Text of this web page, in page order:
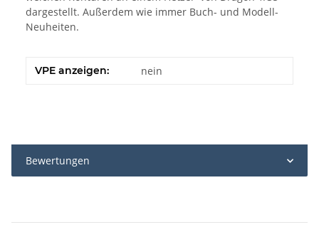
dargestellt. Außerdem wie immer Buch- und Modell-
Neuheiten.
VPE anzeigen: nein
Bewertungen